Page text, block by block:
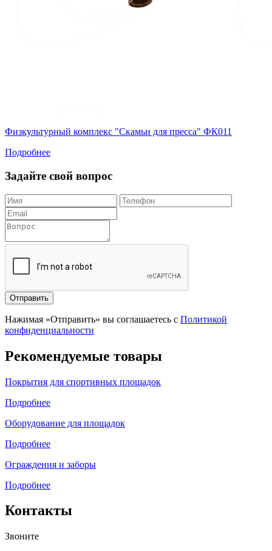
Физкультурный комплекс "Скамьи для пресса" ФК011
Подробнее
Задайте свой вопрос
Отправить
Нажимая «Отправить» вы соглашаетесь с Политикой
конфиденциальности
Рекомендуемые товары
Покрытия для спортивных площадок
Подробнее
Оборудование для площадок
Подробнее
Ограждения и заборы
Подробнее
Контакты
Звоните